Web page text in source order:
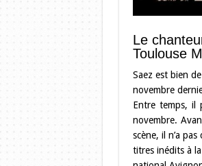
Le
Toulouse
Saez est bien
novembre
Entre temps, il
novembre.
scène, il n’a
titres inédits à